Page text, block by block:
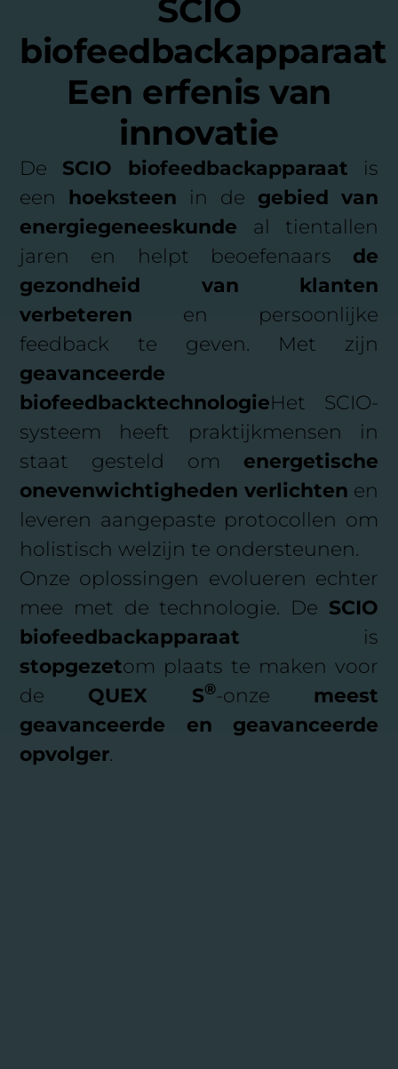
SCIO
biofeedbackapparaat
Een erfenis van
innovatie
De SCIO biofeedbackapparaat is
een hoeksteen in de gebied van
energiegeneeskunde al tientallen
jaren en helpt beoefenaars de
gezondheid van klanten
verbeteren en persoonlijke
feedback te geven. Met zijn
geavanceerde
biofeedbacktechnologieHet SCIO-
systeem heeft praktijkmensen in
staat gesteld om energetische
onevenwichtigheden verlichten en
leveren aangepaste protocollen om
holistisch welzijn te ondersteunen.
Onze oplossingen evolueren echter
mee met de technologie. De SCIO
biofeedbackapparaat is
stopgezetom plaats te maken voor
de QUEX S®-onze meest
geavanceerde en geavanceerde
opvolger.